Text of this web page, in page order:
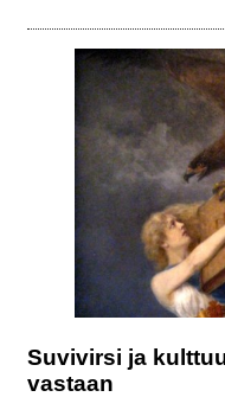
Suvivirsi ja
vastaan